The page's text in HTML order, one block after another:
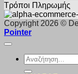
Τρόποι Πληρωμής
Copyright 2026 ©
Pointer
Αναζήτηση
για: